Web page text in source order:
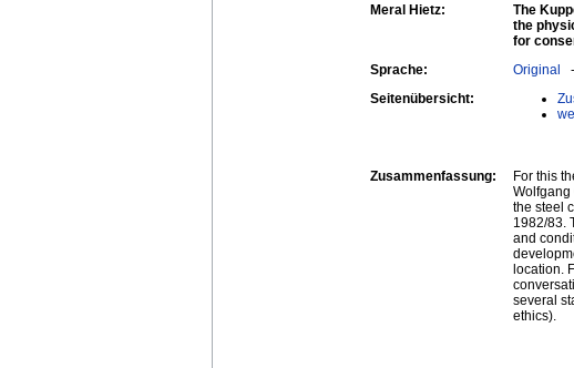
Meral Hietz:
The
the
for
Sprache: Original
Seitenübersicht:
Zusammenfassung:
For this
Wolfgang
the steel
1982/83.
and
location.
several
ethics).